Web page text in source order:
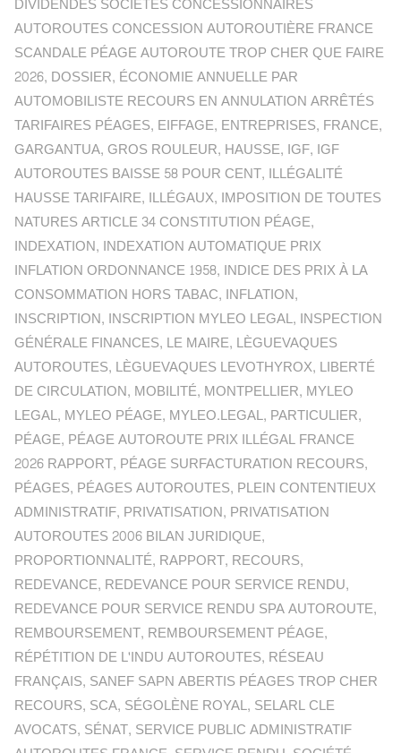
DIVIDENDES SOCIÉTÉS CONCESSIONNAIRES
AUTOROUTES CONCESSION AUTOROUTIÈRE FRANCE
SCANDALE PÉAGE AUTOROUTE TROP CHER QUE FAIRE
2026, DOSSIER, ÉCONOMIE ANNUELLE PAR
AUTOMOBILISTE RECOURS EN ANNULATION ARRÊTÉS
TARIFAIRES PÉAGES, EIFFAGE, ENTREPRISES, FRANCE,
GARGANTUA, GROS ROULEUR, HAUSSE, IGF, IGF
AUTOROUTES BAISSE 58 POUR CENT, ILLÉGALITÉ
HAUSSE TARIFAIRE, ILLÉGAUX, IMPOSITION DE TOUTES
NATURES ARTICLE 34 CONSTITUTION PÉAGE,
INDEXATION, INDEXATION AUTOMATIQUE PRIX
INFLATION ORDONNANCE 1958, INDICE DES PRIX À LA
CONSOMMATION HORS TABAC, INFLATION,
INSCRIPTION, INSCRIPTION MYLEO LEGAL, INSPECTION
GÉNÉRALE FINANCES, LE MAIRE, LÈGUEVAQUES
AUTOROUTES, LÈGUEVAQUES LEVOTHYROX, LIBERTÉ
DE CIRCULATION, MOBILITÉ, MONTPELLIER, MYLEO
LEGAL, MYLEO PÉAGE, MYLEO.LEGAL, PARTICULIER,
PÉAGE, PÉAGE AUTOROUTE PRIX ILLÉGAL FRANCE
2026 RAPPORT, PÉAGE SURFACTURATION RECOURS,
PÉAGES, PÉAGES AUTOROUTES, PLEIN CONTENTIEUX
ADMINISTRATIF, PRIVATISATION, PRIVATISATION
AUTOROUTES 2006 BILAN JURIDIQUE,
PROPORTIONNALITÉ, RAPPORT, RECOURS,
REDEVANCE, REDEVANCE POUR SERVICE RENDU,
REDEVANCE POUR SERVICE RENDU SPA AUTOROUTE,
REMBOURSEMENT, REMBOURSEMENT PÉAGE,
RÉPÉTITION DE L'INDU AUTOROUTES, RÉSEAU
FRANÇAIS, SANEF SAPN ABERTIS PÉAGES TROP CHER
RECOURS, SCA, SÉGOLÈNE ROYAL, SELARL CLE
AVOCATS, SÉNAT, SERVICE PUBLIC ADMINISTRATIF